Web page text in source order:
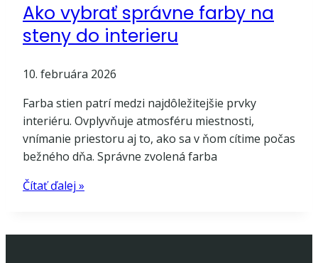
Ako vybrať správne farby na
steny do interieru
10. februára 2026
Farba stien patrí medzi najdôležitejšie prvky
interiéru. Ovplyvňuje atmosféru miestnosti,
vnímanie priestoru aj to, ako sa v ňom cítime počas
bežného dňa. Správne zvolená farba
Čítať ďalej »